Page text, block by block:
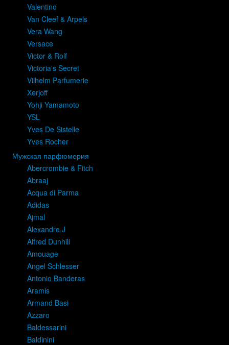
Valentino
Van Cleef & Arpels
Vera Wang
Versace
Victor & Rolf
Victoria's Secret
Vilhelm Parfumerie
Xerjoff
Yohji Yamamoto
YSL
Yves De Sistelle
Yves Rocher
Мужская парфюмерия
Abercrombie & Fitch
Abraaj
Acqua di Parma
Adidas
Ajmal
Alexandre.J
Alfred Dunhill
Amouage
Angel Schlesser
Antonio Banderas
Aramis
Armand Basi
Azzaro
Baldessarini
Baldinini